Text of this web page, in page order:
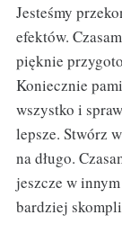
Jesteśmy
efektów.
pięknie
Koniecznie
wszystko i
lepsze. Stwórz
na długo.
jeszcze w
bardziej